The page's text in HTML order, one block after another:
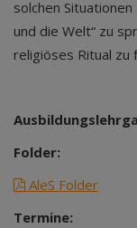
solchen
und die Welt“ zu
religiöses Ritual zu
Folder:
AleS Folder
Termine: